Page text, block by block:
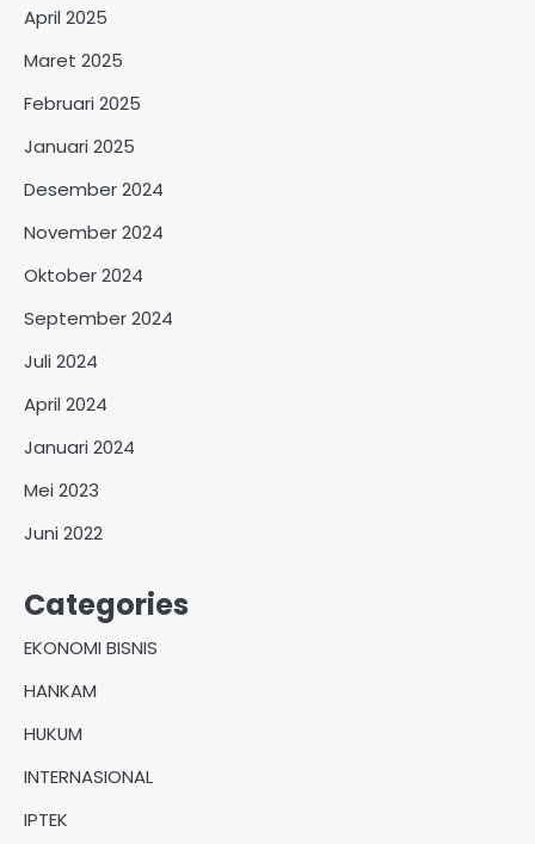
April 2025
Maret 2025
Februari 2025
Januari 2025
Desember 2024
November 2024
Oktober 2024
September 2024
Juli 2024
April 2024
Januari 2024
Mei 2023
Juni 2022
Categories
EKONOMI BISNIS
HANKAM
HUKUM
INTERNASIONAL
IPTEK